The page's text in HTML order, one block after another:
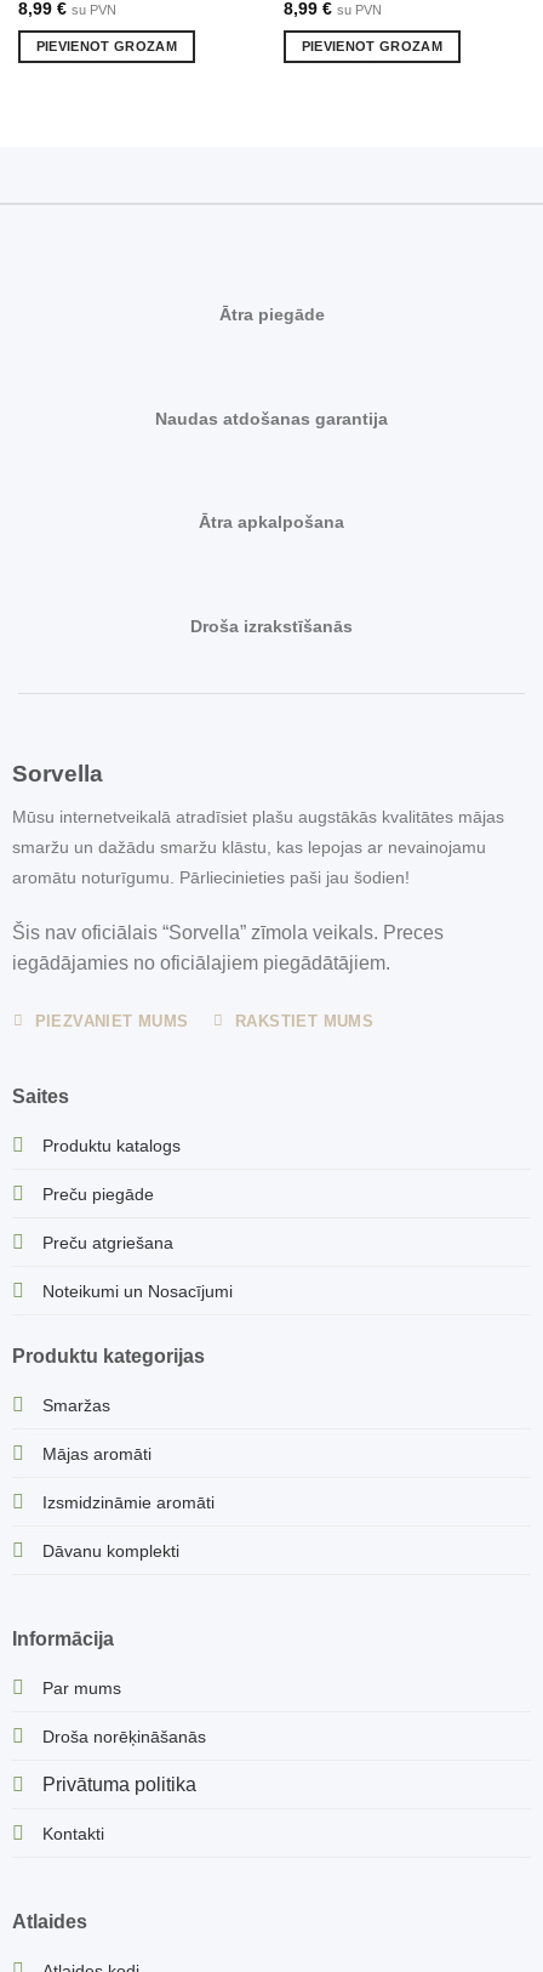
8,99 € su PVN
PIEVIENOT GROZAM
8,99 € su PVN
PIEVIENOT GROZAM
Ātra piegāde
Naudas atdošanas garantija
Ātra apkalpošana
Droša izrakstīšanās
Sorvella
Mūsu internetveikalā atradīsiet plašu augstākās kvalitātes mājas
smaržu un dažādu smaržu klāstu, kas lepojas ar nevainojamu
aromātu noturīgumu. Pārliecinieties paši jau šodien!
Šis nav oficiālais “Sorvella” zīmola veikals. Preces
iegādājamies no oficiālajiem piegādātājiem.
PIEZVANIET MUMS RAKSTIET MUMS
Saites
Produktu katalogs
Preču piegāde
Preču atgriešana
Noteikumi un Nosacījumi
Produktu kategorijas
Smaržas
Mājas aromāti
Izsmidzināmie aromāti
Dāvanu komplekti
Informācija
Par mums
Droša norēķināšanās
Privātuma politika
Kontakti
Atlaides